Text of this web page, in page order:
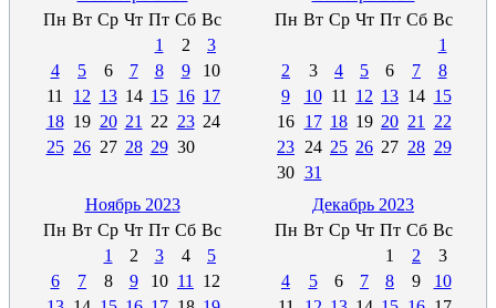
Пн Вт Ср Чт Пт Сб Вс
1
2
3
4
5 6 7 8 9
10
11
12 13 14 15 16 17
18 19 20 21 22 23 24
25 26 27 28 29 30
Пн Вт Ср Чт Пт Сб Вс
1
2
3 4 5 6 7
8
9
10 11 12 13 14 15
16 17 18 19 20 21
22
23 24 25 26 27 28 29
30 31
Ноябрь 2023
Пн Вт Ср Чт Пт Сб Вс
1
2 3 4
5
6
7 8 9 10 11
12
Декабрь 2023
Пн Вт Ср Чт Пт Сб Вс
1
2
3
4
5 6 7 8 9
10